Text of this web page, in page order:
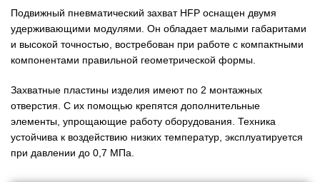
Подвижный пневматический захват HFP оснащен двумя
удерживающими модулями. Он обладает малыми габаритами
и высокой точностью, востребован при работе с компактными
компонентами правильной геометрической формы.
Захватные пластины изделия имеют по 2 монтажных
отверстия. С их помощью крепятся дополнительные
элементы, упрощающие работу оборудования. Техника
устойчива к воздействию низких температур, эксплуатируется
при давлении до 0,7 МПа.